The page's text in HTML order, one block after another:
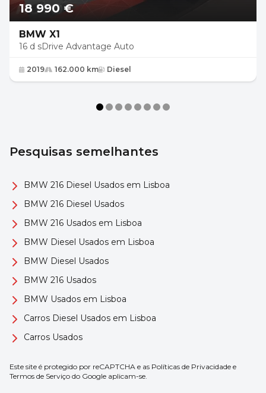
18 990 €
BMW X1
16 d sDrive Advantage Auto
2019 162.000 km Diesel
Pesquisas semelhantes
BMW 216 Diesel Usados em Lisboa
BMW 216 Diesel Usados
BMW 216 Usados em Lisboa
BMW Diesel Usados em Lisboa
BMW Diesel Usados
BMW 216 Usados
BMW Usados em Lisboa
Carros Diesel Usados em Lisboa
Carros Usados
Este site é protegido por reCAPTCHA e as Políticas de Privacidade e
Termos de Serviço do Google aplicam-se.